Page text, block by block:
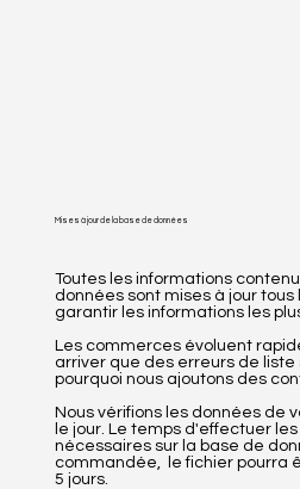
Toutes les informations
données sont mises à jour tous
garantir les informations les
Les commerces évoluent
arriver que des erreurs de
pourquoi nous ajoutons des
Nous vérifions les données de
le jour. Le temps d'effectuer
nécessaires sur la base de
commandée, le fichier pourra
5 jours.
Mises à jour de la base de données